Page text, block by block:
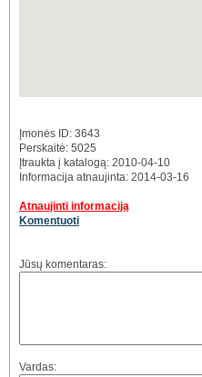
Įmonės ID: 3643
Perskaitė: 5025
Įtraukta į katalogą: 2010-04-10
Informacija atnaujinta: 2014-03-16
Atnaujinti informaciją
Komentuoti
Jūsų komentaras:
Vardas: